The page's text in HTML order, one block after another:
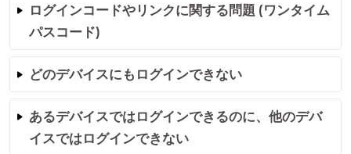
ログインコードやリンクに関する問題 (ワンタイム
パスコード)
どのデバイスにもログインできない
あるデバイスではログインできるのに、他のデバ
イスではログインできない